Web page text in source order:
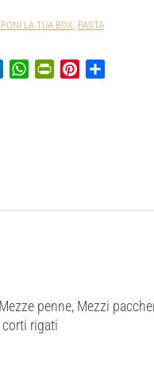
LA TUA BOX, PASTA
LinkedInWhatsAppPrintFriendly
Pinterest
penne, Mezzi
corti rigati